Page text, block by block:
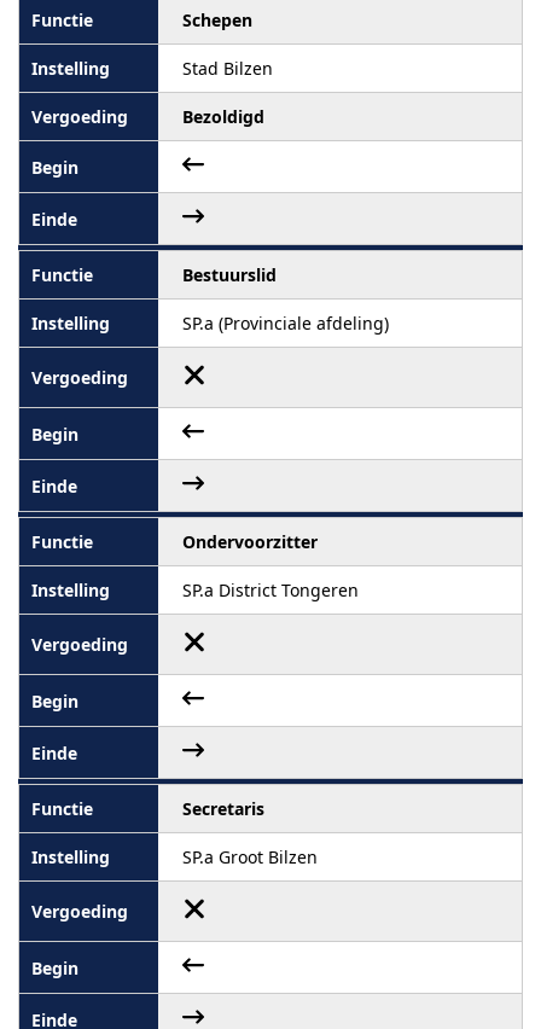
Schepen
Stad Bilzen
Bezoldigd
Bestuurslid
SP.a (Provinciale afdeling)
Ondervoorzitter
SP.a District Tongeren
Secretaris
SP.a Groot Bilzen